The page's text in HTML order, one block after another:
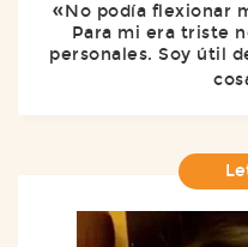
No podía flexionar
Para mi era triste
personales. Soy útil